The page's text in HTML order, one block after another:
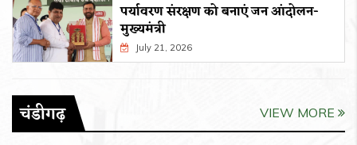
पर्यावरण संरक्षण को बनाएं जन आंदोलन-
मुख्यमंत्री
July 21, 2026
चंडीगढ़ VIEW MORE